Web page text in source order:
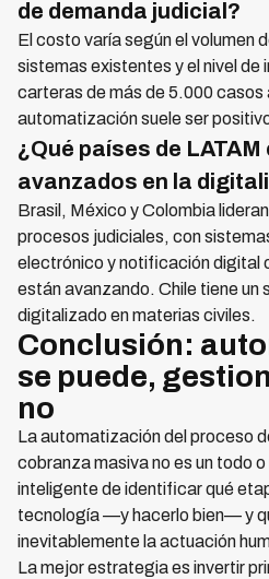
de demanda judicial?
El costo varía según el volumen
sistemas existentes y el nivel de
carteras de más de 5.000 casos
automatización suele ser
¿Qué países de
avanzados en la
Brasil, México y Colombia
procesos judiciales, con
electrónico y notificación digital
están avanzando. Chile tiene un
digitalizado en materias civiles.
Conclusión:
se puede,
no
La automatización del proceso
cobranza masiva no es un todo
inteligente de identificar qué
tecnología —y hacerlo bien— y
inevitablemente la actuación
La mejor estrategia es invertir